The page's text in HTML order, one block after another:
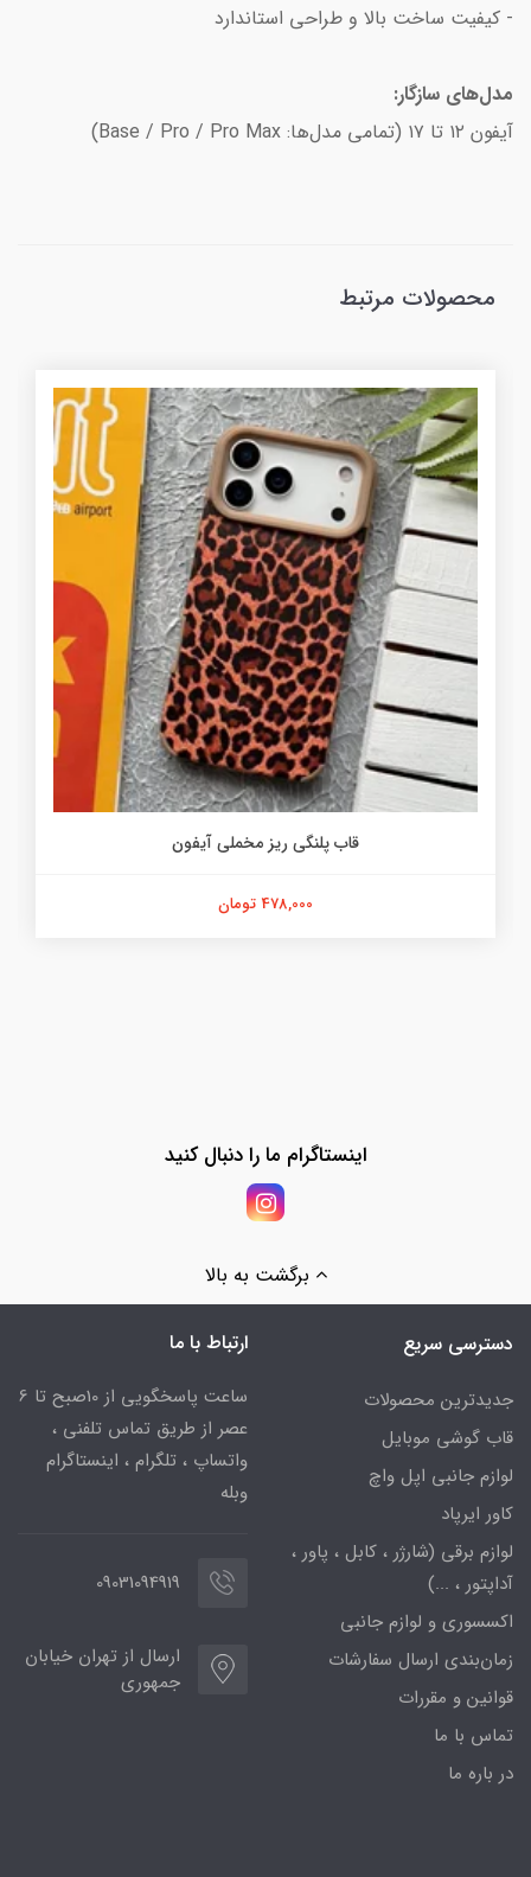
- کیفیت ساخت بالا و طراحی استاندارد
مدل‌های سازگار:
آیفون ۱۲ تا ۱۷ (تمامی مدل‌ها: Base / Pro / Pro Max)
محصولات مرتبط
قاب پلنگی ریز مخملی آیفون
478,000 تومان
اینستاگرام ما را دنبال کنید
برگشت به بالا
دسترسی سریع
جدیدترین محصولات
قاب گوشی موبایل
لوازم جانبی اپل واچ
کاور ایرپاد
لوازم برقی (شارژر ، کابل ، پاور ،
آداپتور ، ...)
اکسسوری و لوازم جانبی
زمان‌بندی ارسال سفارشات
قوانین و مقررات
تماس با ما
در باره ما
ارتباط با ما
ساعت پاسخگویی از 10صبح تا 6
عصر از طریق تماس تلفنی ،
واتساپ ، تلگرام ، اینستاگرام
وبله
09031094919
ارسال از تهران خیابان
جمهوری